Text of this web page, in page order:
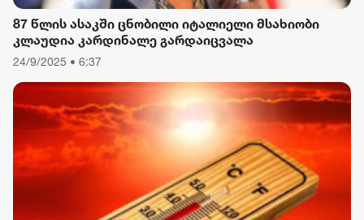
87 წლის ასაკში ცნობილი იტალიელი მსახიობი
კლაუდია კარდინალე გარდაიცვალა
24/9/2025 • 6:37